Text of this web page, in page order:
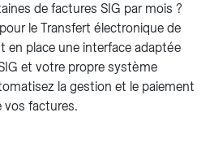
de factures SIG par mois ?
le Transfert électronique de
en place une interface adaptée
et votre propre système
la gestion et le paiement
vos factures.